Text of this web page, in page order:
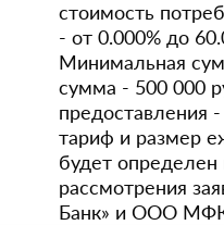
стоимость
- от 0.000% до
Минимальная
сумма - 500 000
предоставления
тариф и размер
будет определен
рассмотрения
Банк» и ООО МФК